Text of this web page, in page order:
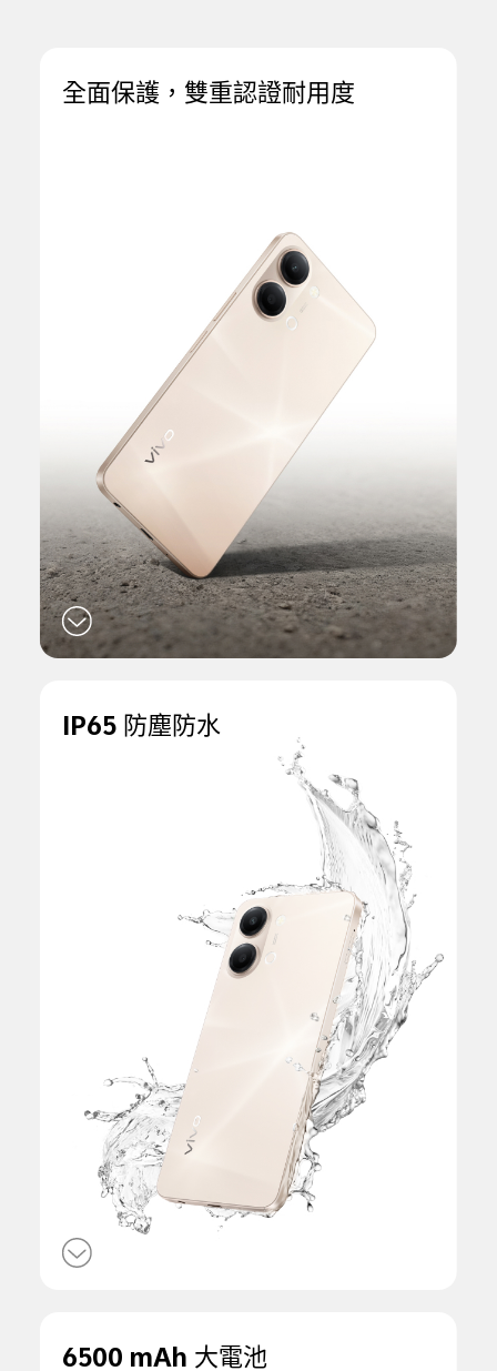
全面保護， 雙重認證耐用度
IP65 防塵防水
6500 mAh 大電池